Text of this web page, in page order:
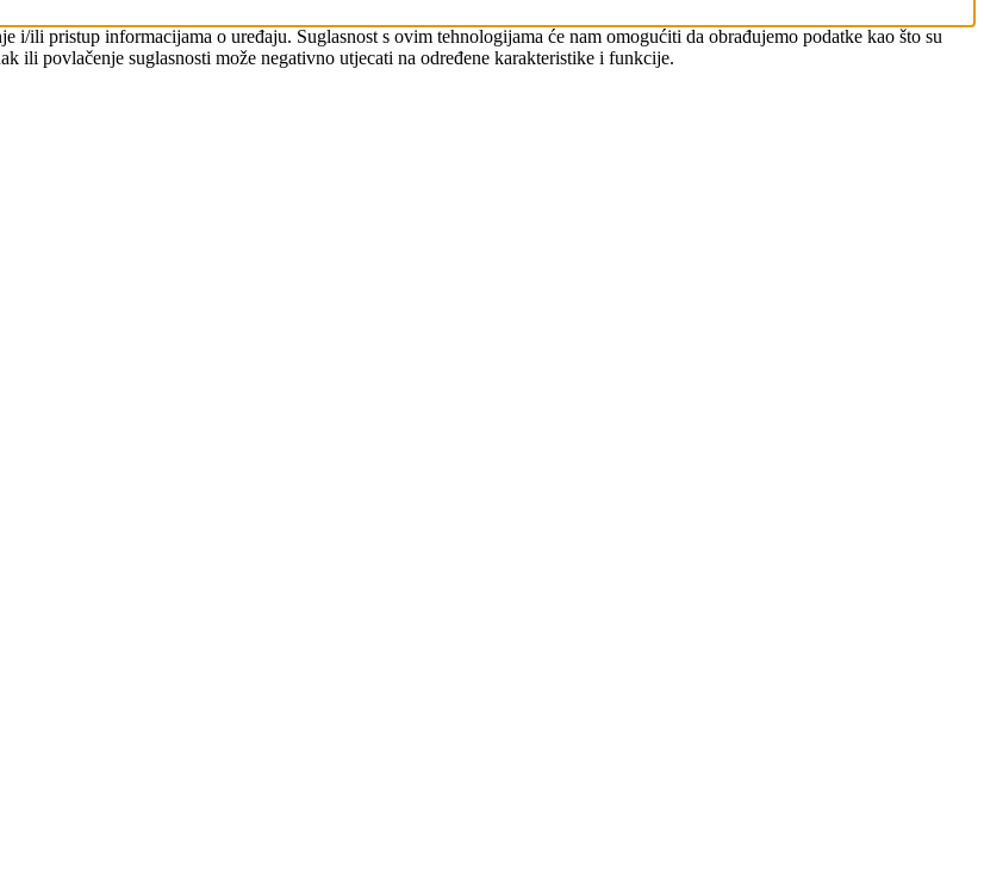
ili pristup informacijama o uređaju. Suglasnost s ovim tehnologijama će nam omogućiti da obrađujemo podatke kao što su
povlačenje suglasnosti može negativno utjecati na određene karakteristike i funkcije.